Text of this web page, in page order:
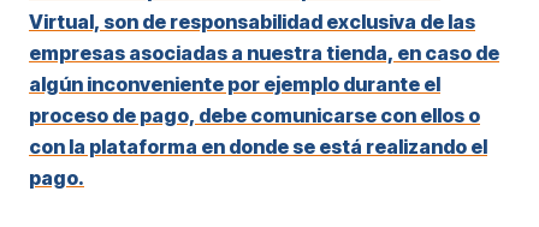
Virtual, son de responsabilidad exclusiva de las
empresas asociadas a nuestra tienda, en caso de
algún inconveniente por ejemplo durante el
proceso de pago, debe comunicarse con ellos o
con la plataforma en donde se está realizando el
pago.